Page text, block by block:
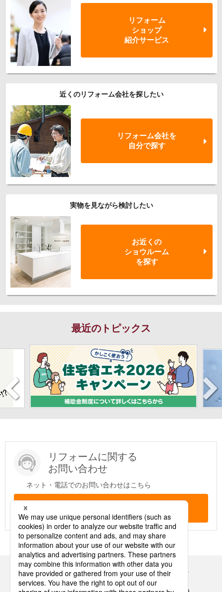
リフォーム
ショップ
紹介サービス
近くのリフォーム会社を探したい
リフォーム会社を
自分で探す
実物を見ながら検討したい
お近くの
ショウルーム
を探す
最近のトピックス
リフォームに関する
お問い合わせ
ネット・電話でのお問い合わせはこちら
Panasonicの住まい・くらし SNSアカウント